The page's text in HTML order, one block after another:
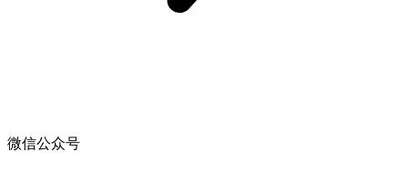
微信公众号